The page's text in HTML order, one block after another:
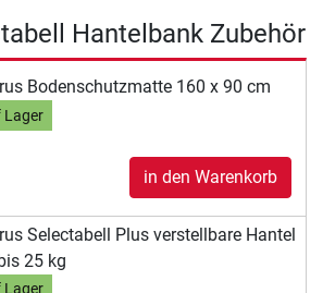
Hantelbank Zubehör
Bodenschutzmatte 160 x 90 cm
Lager
in den Warenkorb
Selectabell Plus verstellbare Hantel
25 kg